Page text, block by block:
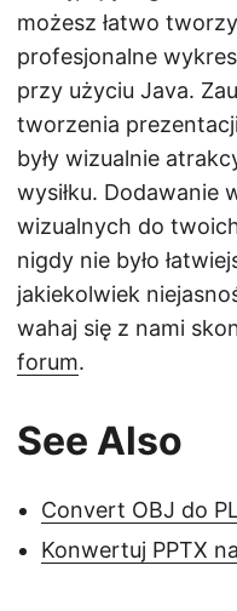
możesz łatwo
profesjonalne
przy użyciu Java.
tworzenia
były wizualnie
wysiłku. Dodawanie
wizualnych do
nigdy nie było
jakiekolwiek
wahaj się z nami
forum.
See Also
Convert OBJ do
Konwertuj PPTX